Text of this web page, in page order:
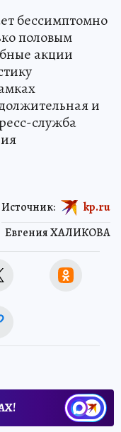
бессимптомно
половым
акции
и
служба
Евгения ХАЛИКОВА
Источник: kp.ru